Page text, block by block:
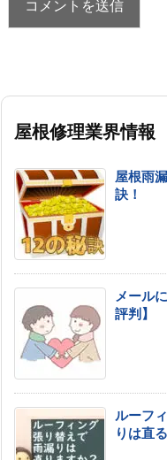
屋根修理業界情報
屋根雨
訣！
メール
評判】
ルーフ
りは直